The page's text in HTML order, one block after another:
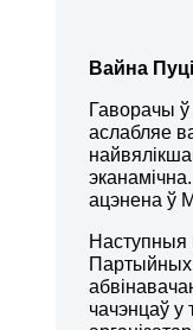
Вайна
Гаворачы ў
аслабляе
ацэнена ў
Наступныя
Партыйных
чачэнцаў у